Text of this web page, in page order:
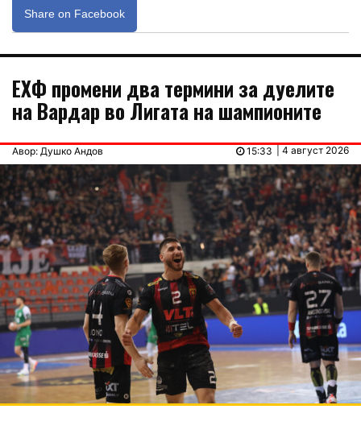
Share on Facebook
ЕХФ промени два термини за дуелите
на Вардар во Лигата на шампионите
Авор: Душко Андов | 4 август 2026
15:33